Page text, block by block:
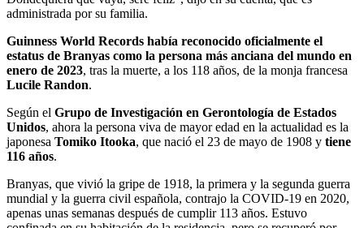
administrada por su familia.
Guinness World Records había reconocido oficialmente el
estatus de Branyas como la persona más anciana del mundo en
enero de 2023, tras la muerte, a los 118 años, de la monja francesa
Lucile Randon.
Según el Grupo de Investigación en Gerontología de Estados
Unidos, ahora la persona viva de mayor edad en la actualidad es la
japonesa Tomiko Itooka, que nació el 23 de mayo de 1908 y tiene
116 años.
Branyas, que vivió la gripe de 1918, la primera y la segunda guerra
mundial y la guerra civil española, contrajo la COVID-19 en 2020,
apenas unas semanas después de cumplir 113 años. Estuvo